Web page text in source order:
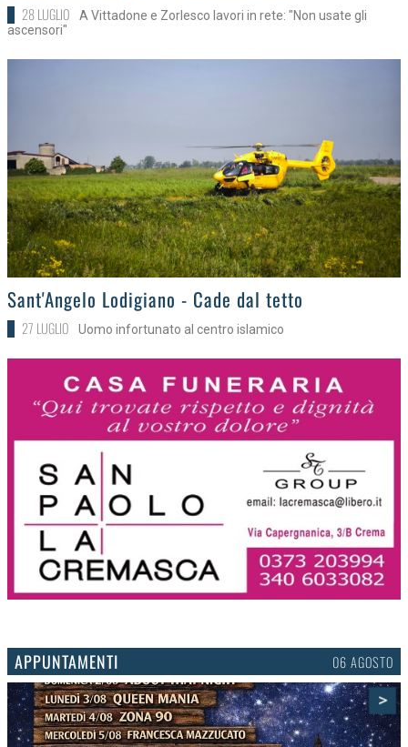
28 LUGLIO
A Vittadone e Zorlesco lavori in rete: "Non usate gli
ascensori"
>
Sant'Angelo Lodigiano - Cade dal tetto
27 LUGLIO Uomo infortunato al centro islamico
APPUNTAMENTI 03 AGOSTO
>